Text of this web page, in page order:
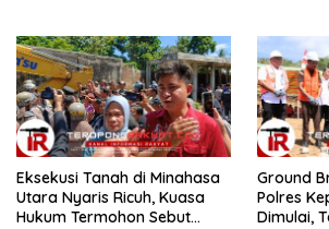
Eksekusi Tanah di Minahasa
Utara Nyaris Ricuh, Kuasa
Hukum Termohon Sebut
Ground
Polres
Dimulai,